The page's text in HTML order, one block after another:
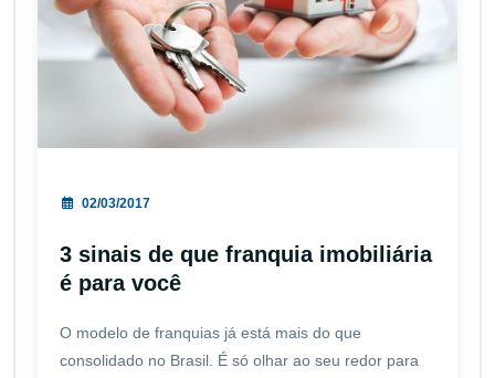
02/03/2017
3 sinais de que franquia imobiliária
é para você
O modelo de franquias já está mais do que
consolidado no Brasil. É só olhar ao seu redor para